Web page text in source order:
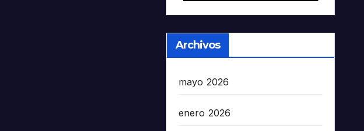
Archivos
mayo 2026
enero 2026